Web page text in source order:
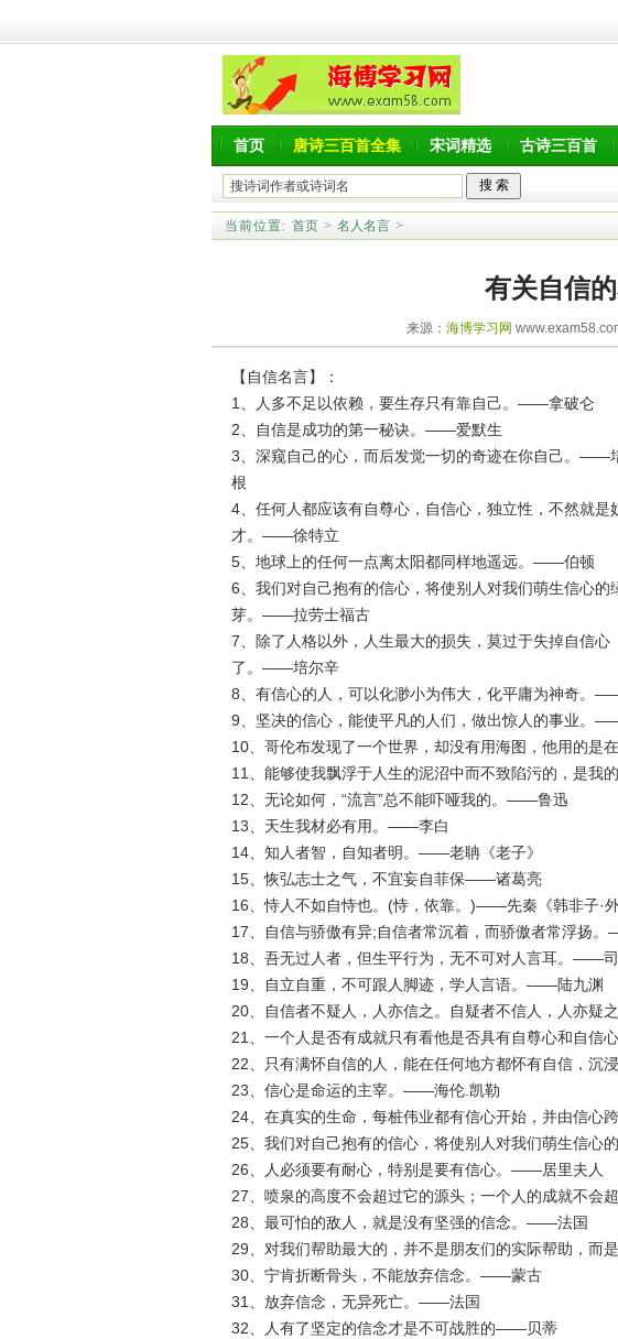
首页 唐诗三百首全集 宋词精选 古诗三百首
当前位置: 首页 > 名人名言 >
有关自信
来源： 海博学习网
【自信名言】：
1、人多不足以依赖，要生存只有靠自己。——拿破仑
2、自信是成功的第一秘诀。——爱默生
3、深窥自己的心，而后发觉一切的奇迹在你自己。——
根
4、任何人都应该有自尊心，自信心，独立性，不然就是
才。——徐特立
5、地球上的任何一点离太阳都同样地遥远。——伯顿
6、我们对自己抱有的信心，将使别人对我们萌生信心的
芽。——拉劳士福古
7、除了人格以外，人生最大的损失，莫过于失掉自信心
了。——培尔辛
8、有信心的人，可以化渺小为伟大，化平庸为神奇。
9、坚决的信心，能使平凡的人们，做出惊人的事业。
10、哥伦布发现了一个世界，却没有用海图，他用的是
11、能够使我飘浮于人生的泥沼中而不致陷污的，是
12、无论如何，“流言”总不能吓哑我的。——鲁迅
13、天生我材必有用。——李白
14、知人者智，自知者明。——老聃《老子》
15、恢弘志士之气，不宜妄自菲保——诸葛亮
16、恃人不如自恃也。(恃，依靠。)——先秦《韩非子·外
17、自信与骄傲有异;自信者常沉着，而骄傲者常浮扬
18、吾无过人者，但生平行为，无不可对人言耳。——
19、自立自重，不可跟人脚迹，学人言语。——陆九渊
20、自信者不疑人，人亦信之。自疑者不信人，人亦疑
21、一个人是否有成就只有看他是否具有自尊心和自
22、只有满怀自信的人，能在任何地方都怀有自信，
23、信心是命运的主宰。——海伦.凯勒
24、在真实的生命，每桩伟业都有信心开始，并由信
25、我们对自己抱有的信心，将使别人对我们萌生信
26、人必须要有耐心，特别是要有信心。——居里夫人
27、喷泉的高度不会超过它的源头；一个人的成就不
28、最可怕的敌人，就是没有坚强的信念。——法国
29、对我们帮助最大的，并不是朋友们的实际帮助，
30、宁肯折断骨头，不能放弃信念。——蒙古
31、放弃信念，无异死亡。——法国
32、人有了坚定的信念才是不可战胜的——贝蒂